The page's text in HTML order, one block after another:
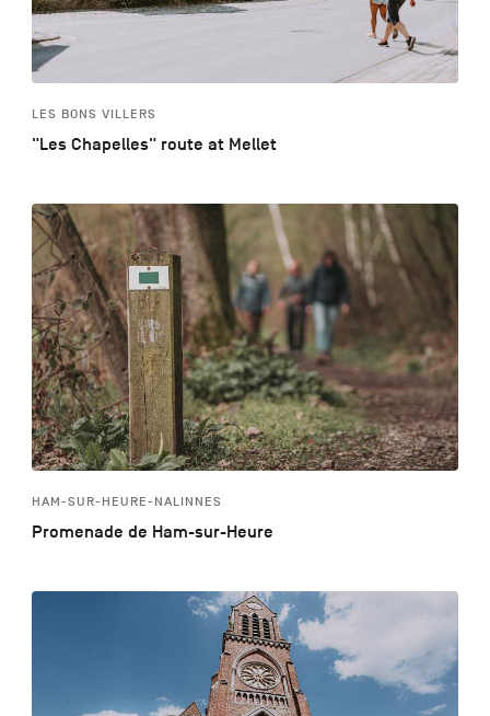
LES BONS VILLERS
"Les Chapelles" route at Mellet
HAM-SUR-HEURE-NALINNES
Promenade de Ham-sur-Heure